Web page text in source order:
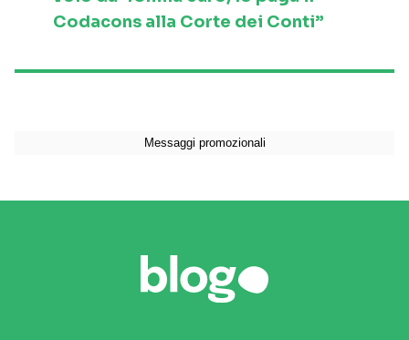
Codacons alla Corte dei Conti”